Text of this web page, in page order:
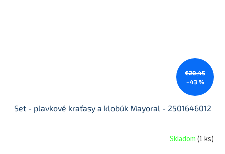
€20,45
–43 %
Set - plavkové kraťasy a klobúk Mayoral - 2501646012
Skladom(1 ks)